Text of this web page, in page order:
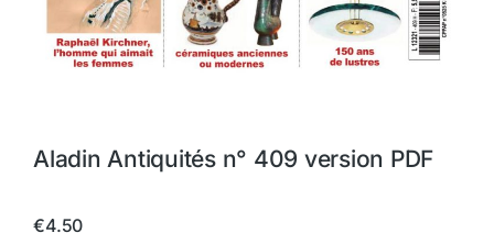
Aladin Antiquités n° 409 version PDF
€4.50